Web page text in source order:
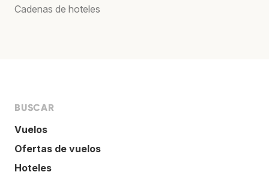
Cadenas de hoteles
BUSCAR
Vuelos
Ofertas de vuelos
Hoteles